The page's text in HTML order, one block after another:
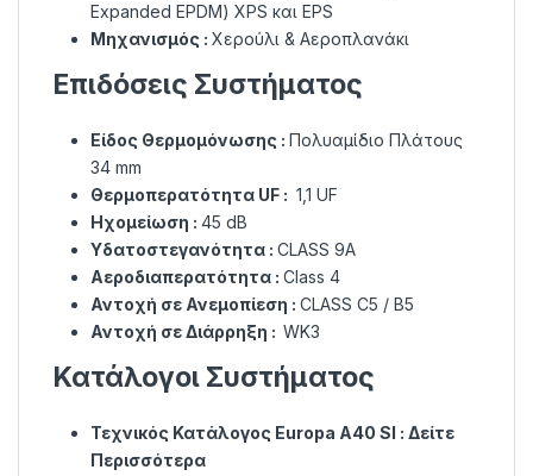
Expanded EPDM) XPS και EPS
Μηχανισμός : Χερούλι & Αεροπλανάκι
Επιδόσεις Συστήματος
Είδος Θερμομόνωσης : Πολυαμίδιο Πλάτους
34 mm
Θερμοπερατότητα UF : 1,1 UF
Ηχομείωση : 45 dB
Υδατοστεγανότητα : CLASS 9A
Αεροδιαπερατότητα : Class 4
Αντοχή σε Ανεμοπίεση : CLASS C5 / B5
Αντοχή σε Διάρρηξη : WK3
Κατάλογοι Συστήματος
Τεχνικός Κατάλογος Europa A40 SI : Δείτε
Περισσότερα